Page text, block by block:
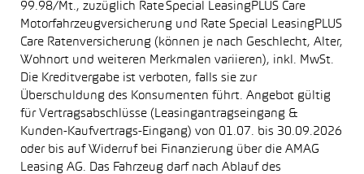
99.98/Mt., zuzüglich Rate Special LeasingPLUS Care
Motorfahrzeugversicherung und Rate Special LeasingPLUS
Care Ratenversicherung (können je nach Geschlecht, Alter,
Wohnort und weiteren Merkmalen variieren), inkl. MwSt.
Die Kreditvergabe ist verboten, falls sie zur
Überschuldung des Konsumenten führt. Angebot gültig
für Vertragsabschlüsse (Leasingantragseingang &
Kunden-Kaufvertrags-Eingang) von 01.07. bis 30.09.2026
oder bis auf Widerruf bei Finanzierung über die AMAG
Leasing AG. Das Fahrzeug darf nach Ablauf des